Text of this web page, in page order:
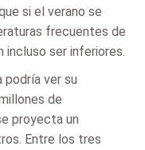
si el verano se
frecuentes de
incluso ser inferiores.
podría ver su
de
proyecta un
Entre los tres